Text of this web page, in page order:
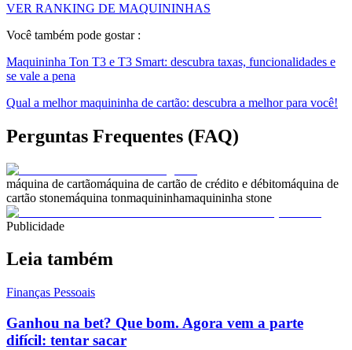
VER RANKING DE MAQUININHAS
Você também pode gostar :
Maquininha Ton T3 e T3 Smart: descubra taxas, funcionalidades e
se vale a pena
Qual a melhor maquininha de cartão: descubra a melhor para você!
Perguntas Frequentes (FAQ)
máquina de cartãomáquina de cartão de crédito e débitomáquina de
cartão stonemáquina tonmaquininhamaquininha stone
Publicidade
Leia também
Finanças Pessoais
Ganhou na bet? Que bom. Agora vem a parte
difícil: tentar sacar